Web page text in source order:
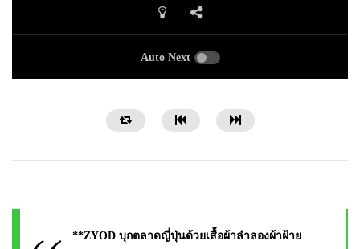
Auto Next
**ZYOD บุกตลาดญี่ปุ่นด้วยเสื้อผ้าลำลองผ้าฝ้าย